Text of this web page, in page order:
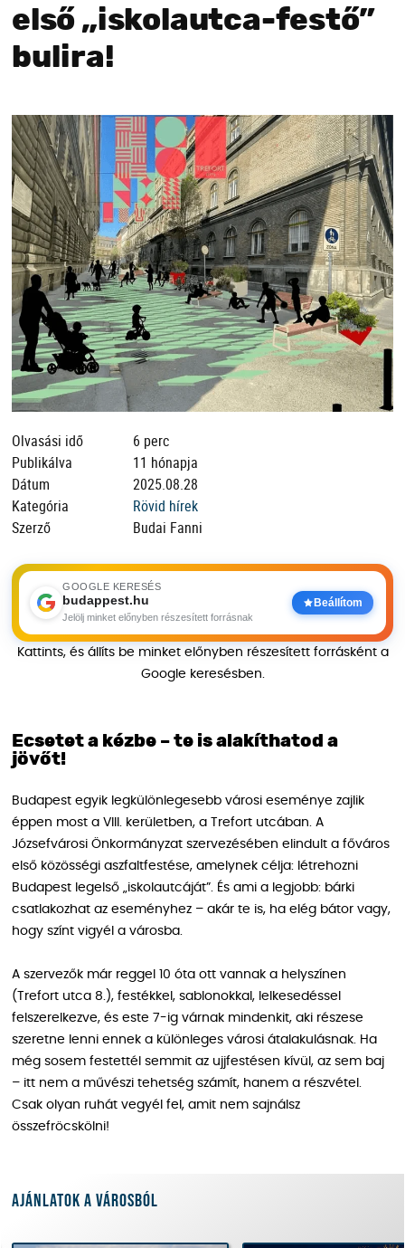
első „iskolautca-festő”
bulira!
Olvasási idő
6 perc
Publikálva
11 hónapja
Dátum
2025.08.28
Kategória
Rövid hírek
Szerző
Budai Fanni
GOOGLE KERESÉS
budappest.hu
Jelölj minket előnyben részesített forrásnak
Beállítom
Kattints, és állíts be minket előnyben részesített forrásként a
Google keresésben.
Ecsetet a kézbe – te is alakíthatod a
jövőt!
Budapest egyik legkülönlegesebb városi eseménye zajlik
éppen most a VIII. kerületben, a Trefort utcában. A
Józsefvárosi Önkormányzat szervezésében elindult a főváros
első közösségi aszfaltfestése, amelynek célja: létrehozni
Budapest legelső „iskolautcáját”. És ami a legjobb: bárki
csatlakozhat az eseményhez – akár te is, ha elég bátor vagy,
hogy színt vigyél a városba.
A szervezők már reggel 10 óta ott vannak a helyszínen
(Trefort utca 8.), festékkel, sablonokkal, lelkesedéssel
felszerelkezve, és este 7-ig várnak mindenkit, aki részese
szeretne lenni ennek a különleges városi átalakulásnak. Ha
még sosem festettél semmit az ujjfestésen kívül, az sem baj
– itt nem a művészi tehetség számít, hanem a részvétel.
Csak olyan ruhát vegyél fel, amit nem sajnálsz
összefröcskölni!
Ajánlatok a városból